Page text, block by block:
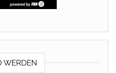
WERDEN